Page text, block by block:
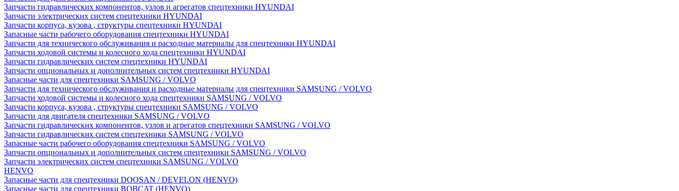
Запчасти гидравлических компонентов, узлов и агрегатов спецтехники HYUNDAI
Запчасти электрических систем спецтехники HYUNDAI
Запчасти корпуса, кузова , структуры спецтехники HYUNDAI
Запасные части рабочего оборудования спецтехники HYUNDAI
Запчасти для технического обслуживания и расходные материалы для спецтехники HYUNDAI
Запчасти ходовой системы и колесного хода спецтехники HYUNDAI
Запчасти гидравлических систем спецтехники HYUNDAI
Запчасти опциональных и дополнительных систем спецтехники HYUNDAI
Запасные части для спецтехники SAMSUNG / VOLVO
Запчасти для технического обслуживания и расходные материалы для спецтехники SAMSUNG / VOLVO
Запчасти ходовой системы и колесного хода спецтехники SAMSUNG / VOLVO
Запчасти корпуса, кузова , структуры спецтехники SAMSUNG / VOLVO
Запчасти для двигателя спецтехники SAMSUNG / VOLVO
Запчасти гидравлических компонентов, узлов и агрегатов спецтехники SAMSUNG / VOLVO
Запчасти гидравлических систем спецтехники SAMSUNG / VOLVO
Запасные части рабочего оборудования спецтехники SAMSUNG / VOLVO
Запчасти опциональных и дополнительных систем спецтехники SAMSUNG / VOLVO
Запчасти электрических систем спецтехники SAMSUNG / VOLVO
HENVO
Запасные части для спецтехники DOOSAN / DEVELON (HENVO)
Запасные части для спецтехники BOBCAT (HENVO)